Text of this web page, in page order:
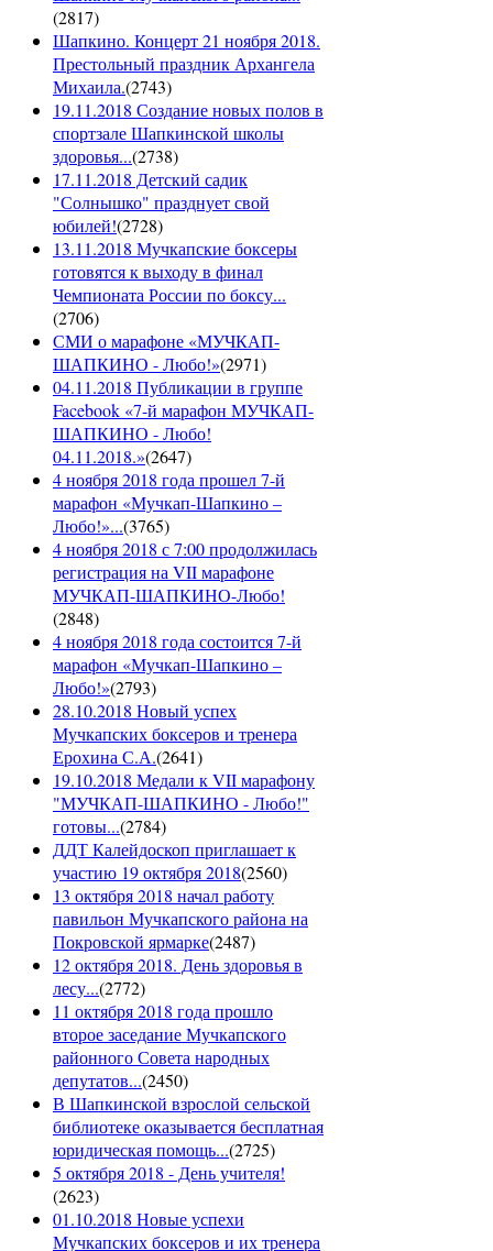
(2817)
Шапкино. Концерт 21 ноября 2018.
Престольный праздник Архангела
Михаила.(2743)
19.11.2018 Создание новых полов в
спортзале Шапкинской школы
здоровья...(2738)
17.11.2018 Детский садик
"Солнышко" празднует свой
юбилей!(2728)
13.11.2018 Мучкапские боксеры
готовятся к выходу в финал
Чемпионата России по боксу...
(2706)
СМИ о марафоне «МУЧКАП-
ШАПКИНО - Любо!»(2971)
04.11.2018 Публикации в группе
Facebook «7-й марафон МУЧКАП-
ШАПКИНО - Любо!
04.11.2018.»(2647)
4 ноября 2018 года прошел 7-й
марафон «Мучкап-Шапкино –
Любо!»...(3765)
4 ноября 2018 с 7:00 продолжилась
регистрация на VII марафоне
МУЧКАП-ШАПКИНО-Любо!
(2848)
4 ноября 2018 года состоится 7-й
марафон «Мучкап-Шапкино –
Любо!»(2793)
28.10.2018 Новый успех
Мучкапских боксеров и тренера
Ерохина С.А.(2641)
19.10.2018 Медали к VII марафону
"МУЧКАП-ШАПКИНО - Любо!"
готовы...(2784)
ДДТ Калейдоскоп приглашает к
участию 19 октября 2018(2560)
13 октября 2018 начал работу
павильон Мучкапского района на
Покровской ярмарке(2487)
12 октября 2018. День здоровья в
лесу...(2772)
11 октября 2018 года прошло
второе заседание Мучкапского
районного Совета народных
депутатов...(2450)
В Шапкинской взрослой сельской
библиотеке оказывается бесплатная
юридическая помощь...(2725)
5 октября 2018 - День учителя!
(2623)
01.10.2018 Новые успехи
Мучкапских боксеров и их тренера